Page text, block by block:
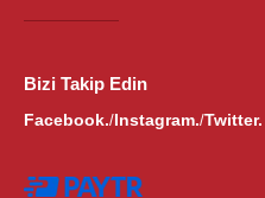
Bizi Takip Edin
Facebook./Instagram./Twitter.